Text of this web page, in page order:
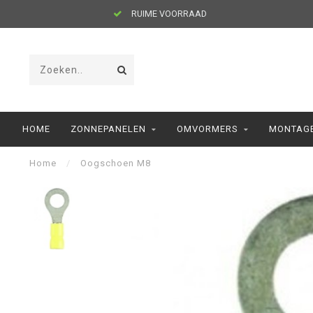
RUIME VOORRAAD
HOME ZONNEPANELEN OMVORMERS
Home / Oogschoen M8